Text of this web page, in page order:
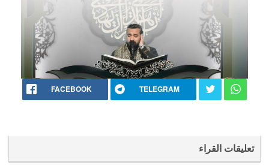
FACEBOOK TELEGRAM
تعليقات القراء